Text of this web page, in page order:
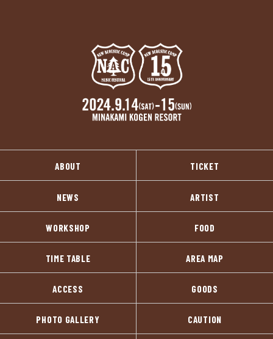
ABOUT TICKET
NEWS ARTIST
WORKSHOP FOOD
TIME TABLE AREA MAP
ACCESS GOODS
PHOTO GALLERY CAUTION